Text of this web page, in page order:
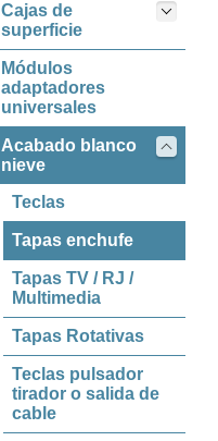
Cajas de
superficie
Módulos
adaptadores
universales
Acabado blanco
nieve
Teclas
Tapas enchufe
Tapas TV / RJ /
Multimedia
Tapas Rotativas
Teclas pulsador
tirador o salida de
cable